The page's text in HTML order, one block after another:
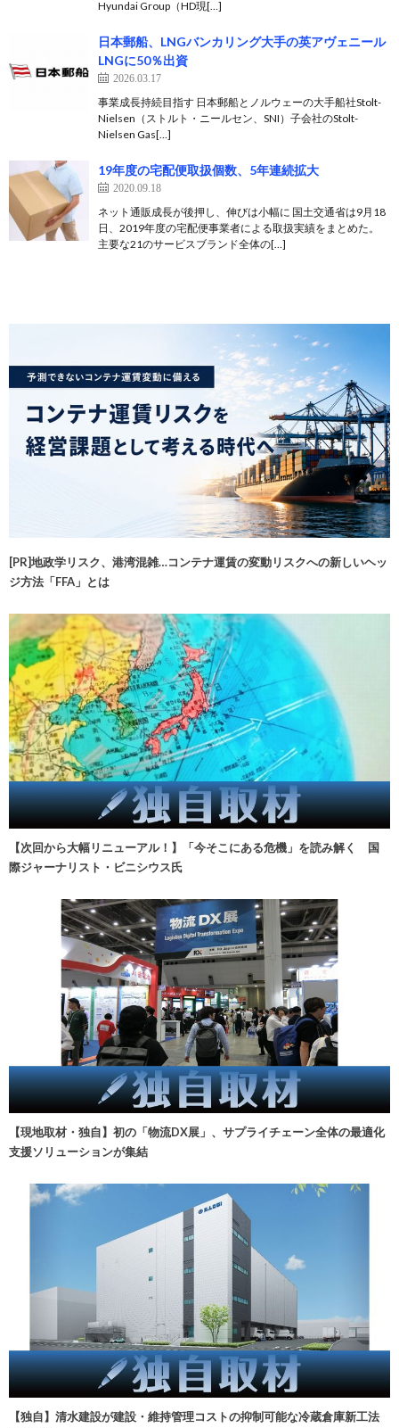
Hyundai Group（HD現[…]
日本郵船、LNGバンカリング大手の英アヴェニール
LNGに50％出資
2026.03.17
事業成長持続目指す 日本郵船とノルウェーの大手船社Stolt-
Nielsen（ストルト・ニールセン、SNI）子会社のStolt-
Nielsen Gas[…]
19年度の宅配便取扱個数、5年連続拡大
2020.09.18
ネット通販成長が後押し、伸びは小幅に 国土交通省は9月18
日、2019年度の宅配便事業者による取扱実績をまとめた。
主要な21のサービスブランド全体の[…]
[PR]地政学リスク、港湾混雑…コンテナ運賃の変動リスクへの新しいヘッ
ジ方法「FFA」とは
【次回から大幅リニューアル！】「今そこにある危機」を読み解く 国
際ジャーナリスト・ビニシウス氏
【現地取材・独自】初の「物流DX展」、サプライチェーン全体の最適化
支援ソリューションが集結
【独自】清水建設が建設・維持管理コストの抑制可能な冷蔵倉庫新工法